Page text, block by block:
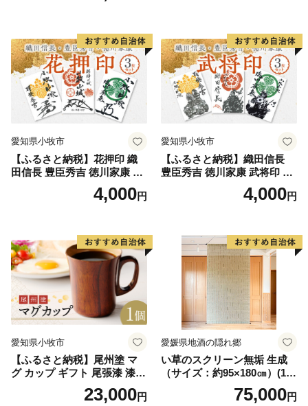
愛知県小牧市
【ふるさと納税】花押印 織
田信長 豊臣秀吉 徳川家康 3
枚 セット 戦国 武将 小牧山城
墨絵 龍画師 書道アーティス
牧市 お取り寄せ 送料無料
4,000円
愛知県小牧市
【ふるさと納税】織田信長
豊臣秀吉 徳川家康 武将印 3
枚 セット イラスト 戦国 武将
小牧山城 墨絵 龍画師 書道ア
愛知県 小牧市 お取り寄せ 送
4,000円
愛知県小牧市
【ふるさと納税】尾州塗 マ
グ カップ ギフト 尾張漆 漆
漆器 漆器工芸 工芸品 芸術性
実用性 抗菌性 美味しく安全
23,000円
愛媛県地酒の隠れ郷
い草のスクリーン無垢 生成
（サイズ：約95×180㎝）(14
75,000円